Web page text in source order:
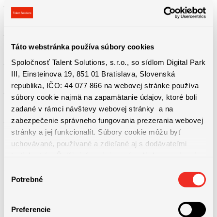
Táto webstránka používa súbory cookies
Spoločnosť Talent Solutions, s.r.o., so sídlom Digital Park
III, Einsteinova 19, 851 01 Bratislava, Slovenská
republika, IČO: 44 077 866 na webovej stránke používa
súbory cookie najmä na zapamätanie údajov, ktoré boli
zadané v rámci návštevy webovej stránky a na
zabezpečenie správneho fungovania prezerania webovej
stránky a jej funkcionalít. Súbory cookie môžu byť
uchovávané, používané a zdieľané aj s dodávateľmi
osobných údajov
súhlasu
Potrebné
Preferencie
– Hlboké porozumenie logistiky a operácií dodávateľského reťazca.
– Silná orientácia na zákazníka a služby.
– Silné analytické, vyjednávacie a komunikačné schopnosti.
– Plynulá znalosť angličtiny (minimálne úroveň B2) a slovenčiny.
Benefity práce